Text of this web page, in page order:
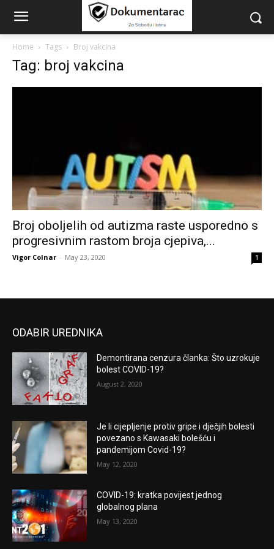
Home Tags Broj vakcina
Tag: broj vakcina
Broj oboljelih od autizma raste usporedno s
progresivnim rastom broja cjepiva,...
Vigor Colnar - May 23, 2020 1
ODABIR UREDNIKA
Demontirana cenzura članka: Što uzrokuje
bolest COVID-19?
August 2, 2020
Je li cijepljenje protiv gripe i dječjih bolesti
povezano s Kawasaki bolešću i
pandemijom Covid-19?
May 12, 2020
COVID-19: kratka povijest jednog
globalnog plana
May 13, 2020